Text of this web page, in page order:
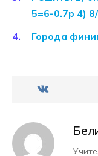
5=6-0.7p 4)
Города